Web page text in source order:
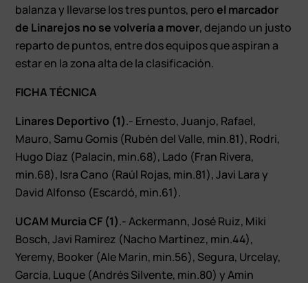
balanza y llevarse los tres puntos, peroel marcador
de Linarejos no se volvería a mover, dejando un justo
reparto de puntos, entre dos equipos que aspiran a
estar en la zona alta de la clasificación.
FICHA TÉCNICA
Linares Deportivo (1).- Ernesto, Juanjo, Rafael,
Mauro, Samu Gomis (Rubén del Valle, min.81), Rodri,
Hugo Díaz (Palacín, min.68), Lado (Fran Rivera,
min.68), Isra Cano (Raúl Rojas, min.81), Javi Lara y
David Alfonso (Escardó, min.61).
UCAM Murcia CF (1).- Ackermann, José Ruiz, Miki
Bosch, Javi Ramírez (Nacho Martínez, min.44),
Yeremy, Booker (Ale Marín, min.56), Segura, Urcelay,
García, Luque (Andrés Silvente, min.80) y Amin